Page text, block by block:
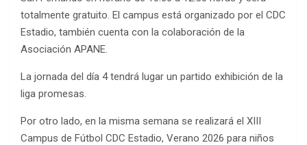
totalmente gratuito. El campus está organizado por el CDC
Estadio, también cuenta con la colaboración de la
Asociación APANE.
La jornada del día 4 tendrá lugar un partido exhibición de la
liga promesas.
Por otro lado, en la misma semana se realizará el XIII
Campus de Fútbol CDC Estadio, Verano 2026 para niños